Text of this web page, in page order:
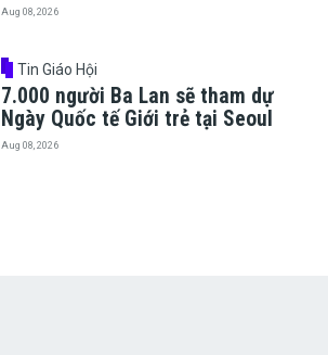
Aug 08, 2026
Tin Giáo Hội
7.000 người Ba Lan sẽ tham dự
Ngày Quốc tế Giới trẻ tại Seoul
Aug 08, 2026